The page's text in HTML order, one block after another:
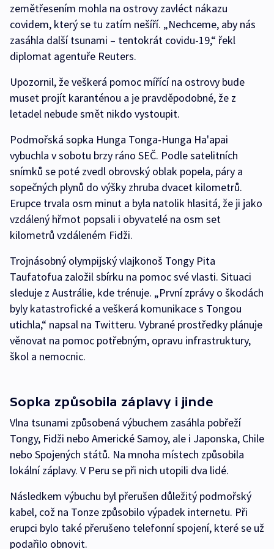
zemětřesením mohla na ostrovy zavléct nákazu
covidem, který se tu zatím nešíří. „Nechceme, aby nás
zasáhla další tsunami – tentokrát covidu-19,“ řekl
diplomat agentuře Reuters.
Upozornil, že veškerá pomoc mířící na ostrovy bude
muset projít karanténou a je pravděpodobné, že z
letadel nebude smět nikdo vystoupit.
Podmořská sopka Hunga Tonga-Hunga Ha'apai
vybuchla v sobotu brzy ráno SEČ. Podle satelitních
snímků se poté zvedl obrovský oblak popela, páry a
sopečných plynů do výšky zhruba dvacet kilometrů.
Erupce trvala osm minut a byla natolik hlasitá, že ji jako
vzdálený hřmot popsali i obyvatelé na osm set
kilometrů vzdáleném Fidži.
Trojnásobný olympijský vlajkonoš Tongy Pita
Taufatofua založil sbírku na pomoc své vlasti. Situaci
sleduje z Austrálie, kde trénuje. „První zprávy o škodách
byly katastrofické a veškerá komunikace s Tongou
utichla,“ napsal na Twitteru. Vybrané prostředky plánuje
věnovat na pomoc potřebným, opravu infrastruktury,
škol a nemocnic.
Sopka způsobila záplavy i jinde
Vlna tsunami způsobená výbuchem zasáhla pobřeží
Tongy, Fidži nebo Americké Samoy, ale i Japonska, Chile
nebo Spojených států. Na mnoha místech způsobila
lokální záplavy. V Peru se při nich utopili dva lidé.
Následkem výbuchu byl přerušen důležitý podmořský
kabel, což na Tonze způsobilo výpadek internetu. Při
erupci bylo také přerušeno telefonní spojení, které se už
podařilo obnovit.